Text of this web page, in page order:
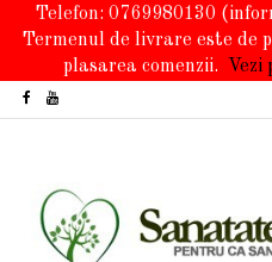
Telefon: 0769980130
Termenul de livrare este de
plasarea comenzii.
Vezi